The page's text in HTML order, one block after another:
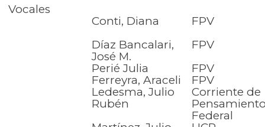
Vocales
Conti, Diana
FPV
Díaz Bancalari,
José M.
FPV
Perié Julia
FPV
Ferreyra, Araceli
FPV
Ledesma, Julio
Rubén
Corriente de
Federal